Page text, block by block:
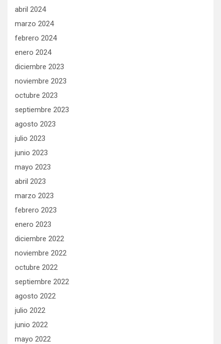
abril 2024
marzo 2024
febrero 2024
enero 2024
diciembre 2023
noviembre 2023
octubre 2023
septiembre 2023
agosto 2023
julio 2023
junio 2023
mayo 2023
abril 2023
marzo 2023
febrero 2023
enero 2023
diciembre 2022
noviembre 2022
octubre 2022
septiembre 2022
agosto 2022
julio 2022
junio 2022
mayo 2022